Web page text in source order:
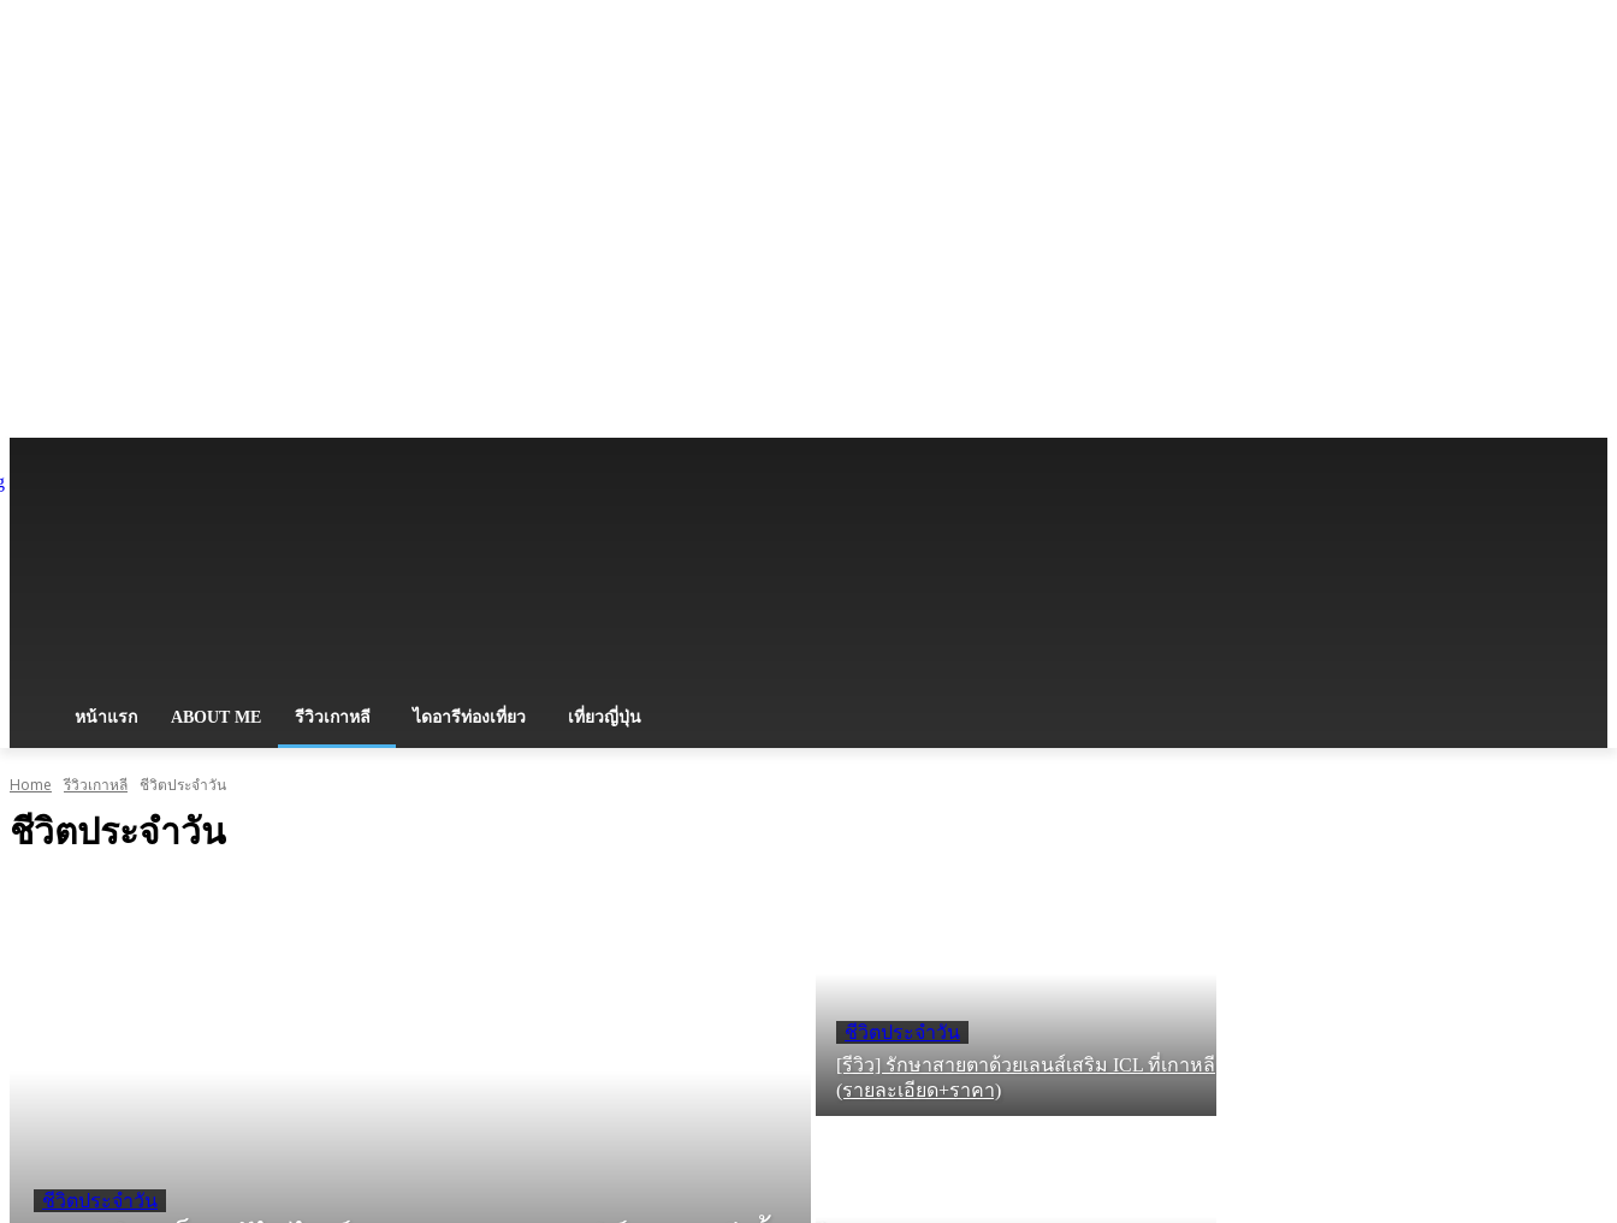
หน้าแรก ABOUT ME รีวิวเกาหลี ไดอารีท่องเที่ยว เที่ยวญี่ปุ่น
Home รีวิวเกาหลี ชีวิตประจำวัน
ชีวิตประจำวัน
ชีวิตประจำวัน
ชีวิตประจำวัน
[รีวิว] รักษาสายตาด้วยเลนส์เสริม ICL ที่เกาหลี
(รายละเอียด+ราคา)